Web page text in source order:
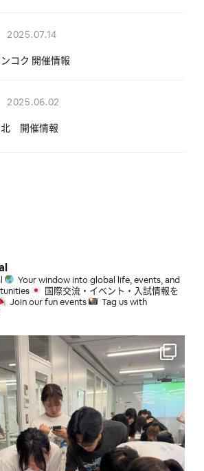
2025.07.14
コク 開催情報
2025.06.02
北 開催情報
済支援制度募集要項を公開しました
生の修学支援の見直しについて（授業料免
2024.12.06
基金管理委員会（CSC）との間の覚書
究者の受入について
Your window into global life, events, and
国際交流・イベント・入試情報を
Join our fun events
Tag us with